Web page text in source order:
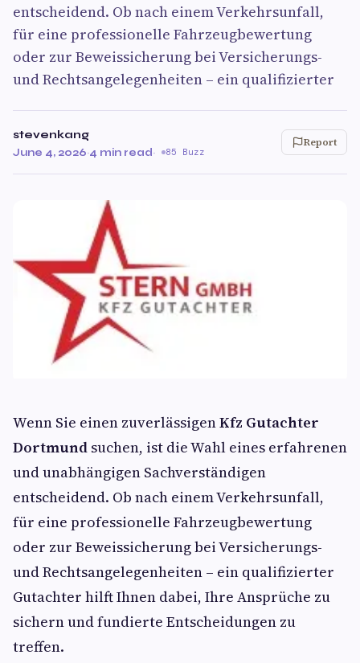
entscheidend. Ob nach einem Verkehrsunfall,
für eine professionelle Fahrzeugbewertung
oder zur Beweissicherung bei Versicherungs-
und Rechtsangelegenheiten – ein qualifizierter
stevenkang
June 4, 2026·4 min read· 85 Buzz
Report
Wenn Sie einen zuverlässigenKfz Gutachter
Dortmund suchen, ist die Wahl eines erfahrenen
und unabhängigen Sachverständigen
entscheidend. Ob nach einem Verkehrsunfall,
für eine professionelle Fahrzeugbewertung
oder zur Beweissicherung bei Versicherungs-
und Rechtsangelegenheiten – ein qualifizierter
Gutachter hilft Ihnen dabei, Ihre Ansprüche zu
sichern und fundierte Entscheidungen zu
treffen.